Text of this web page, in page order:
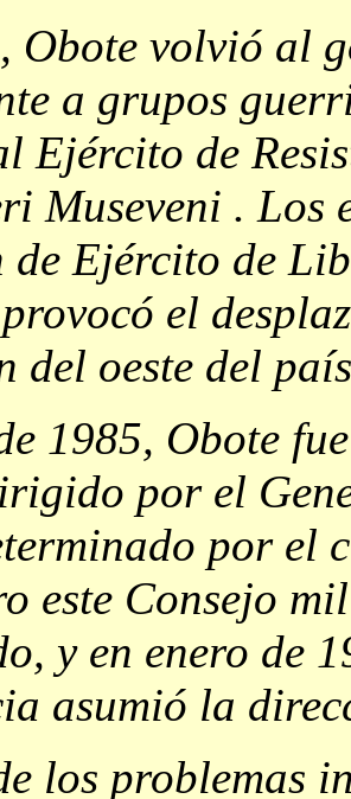
Obote volvió al
a grupos
Ejército de
Museveni . Los
de Ejército de
el
del oeste del
1985, Obote
por el
por el
este Consejo
y en enero de
asumió la
los problemas